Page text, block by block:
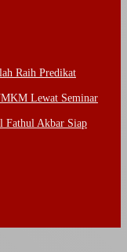
Raih Predikat
Lewat Seminar
Fathul Akbar Siap